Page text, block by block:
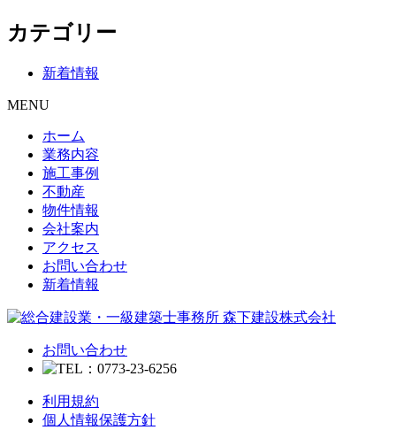
稿
ナ稿:
投
稿:
カテゴリー
新着情報
MENU
ホーム
業務内容
施工事例
不動産
物件情報
会社案内
アクセス
お問い合わせ
新着情報
お問い合わせ
利用規約
個人情報保護方針